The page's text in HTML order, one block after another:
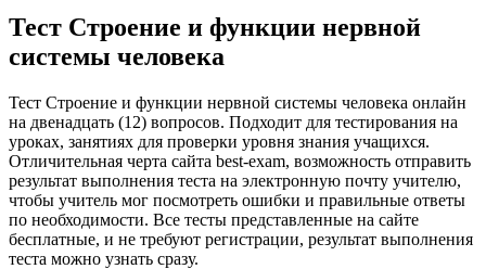
Тест Строение и функции нервной
системы человека
Тест Строение и функции нервной системы человека онлайн
на двенадцать (12) вопросов. Подходит для тестирования на
уроках, занятиях для проверки уровня знания учащихся.
Отличительная черта сайта best-exam, возможность отправить
результат выполнения теста на электронную почту учителю,
чтобы учитель мог посмотреть ошибки и правильные ответы
по необходимости. Все тесты представленные на сайте
бесплатные, и не требуют регистрации, результат выполнения
теста можно узнать сразу.